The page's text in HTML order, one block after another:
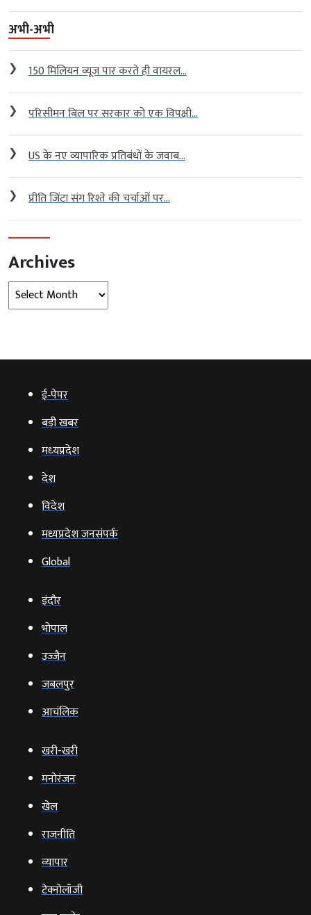
अभी-अभी
❯ 150 मिलियन व्यूज पार करते ही वायरल...
❯ परिसीमन बिल पर सरकार को एक विपक्षी...
❯ US के नए व्यापारिक प्रतिबंधों के जवाब...
❯ प्रीति जिंटा संग रिश्ते की चर्चाओं पर...
Archives
Archives
ई‑पेपर
बड़ी खबर
मध्‍यप्रदेश
देश
विदेश
मध्यप्रदेश जनसंपर्क
Global
इंदौर
भोपाल
उज्‍जैन
जबलपुर
आचंलिक
खरी-खरी
मनोरंजन
खेल
राजनीति
व्‍यापार
टेक्‍नोलॉजी